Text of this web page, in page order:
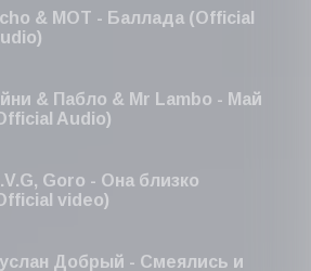
& МОТ - Баллада (Official
& Пабло & Mr Lambo - Май
Audio)
Goro - Она близко
video)
Добрый - Смеялись и